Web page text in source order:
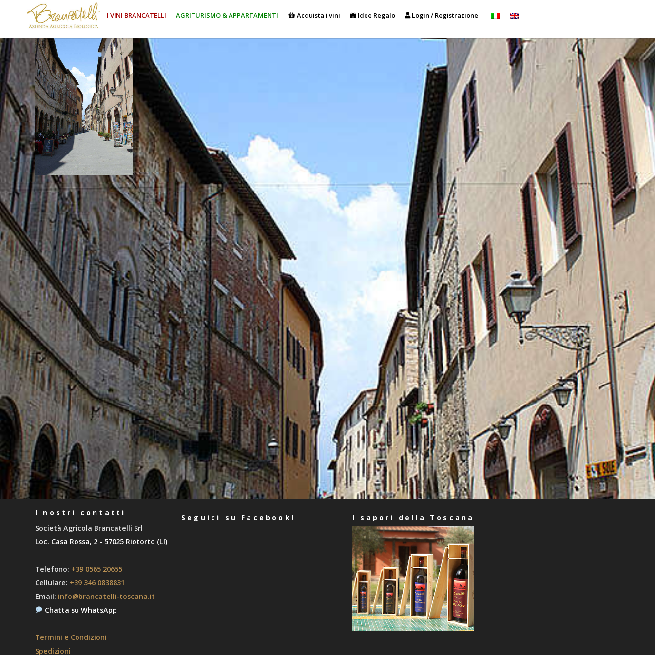
I VINI BRANCATELLI AGRITURISMO & APPARTAMENTI Acquista i vini Idee Regalo Login / Registrazione
I nostri contatti
Società Agricola Brancatelli Srl
Loc. Casa Rossa, 2 - 57025 Riotorto (LI)
Telefono: +39 0565 20655
Cellulare: +39 346 0838831
Email: info@brancatelli-toscana.it
Chatta su WhatsApp
Termini e Condizioni
Spedizioni
Seguici su Facebook! I sapori della Toscana